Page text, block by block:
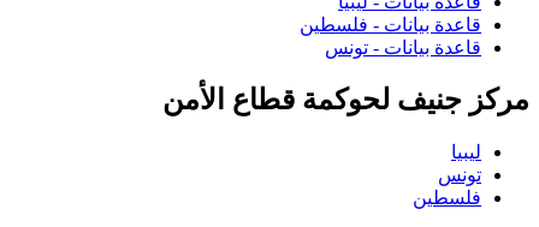
قاعدة بيانات - فلسطين
قاعدة بيانات - تونس
مركز جنيف لحوكمة قطاع الأمن
ليبيا
تونس
فلسطين